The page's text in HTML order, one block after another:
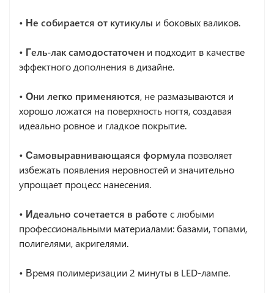
• Не собирается от кутикулы и боковых валиков.
• Гель-лак самодостаточен и подходит в качестве
эффектного дополнения в дизайне.
• Они легко применяются, не размазываются и
хорошо ложатся на поверхность ногтя, создавая
идеально ровное и гладкое покрытие.
• Самовыравнивающаяся формула позволяет
избежать появления неровностей и значительно
упрощает процесс нанесения.
• Идеально сочетается в работе с любыми
профессиональными материалами: базами, топами,
полигелями, акригелями.
• Время полимеризации 2 минуты в LED-лампе.